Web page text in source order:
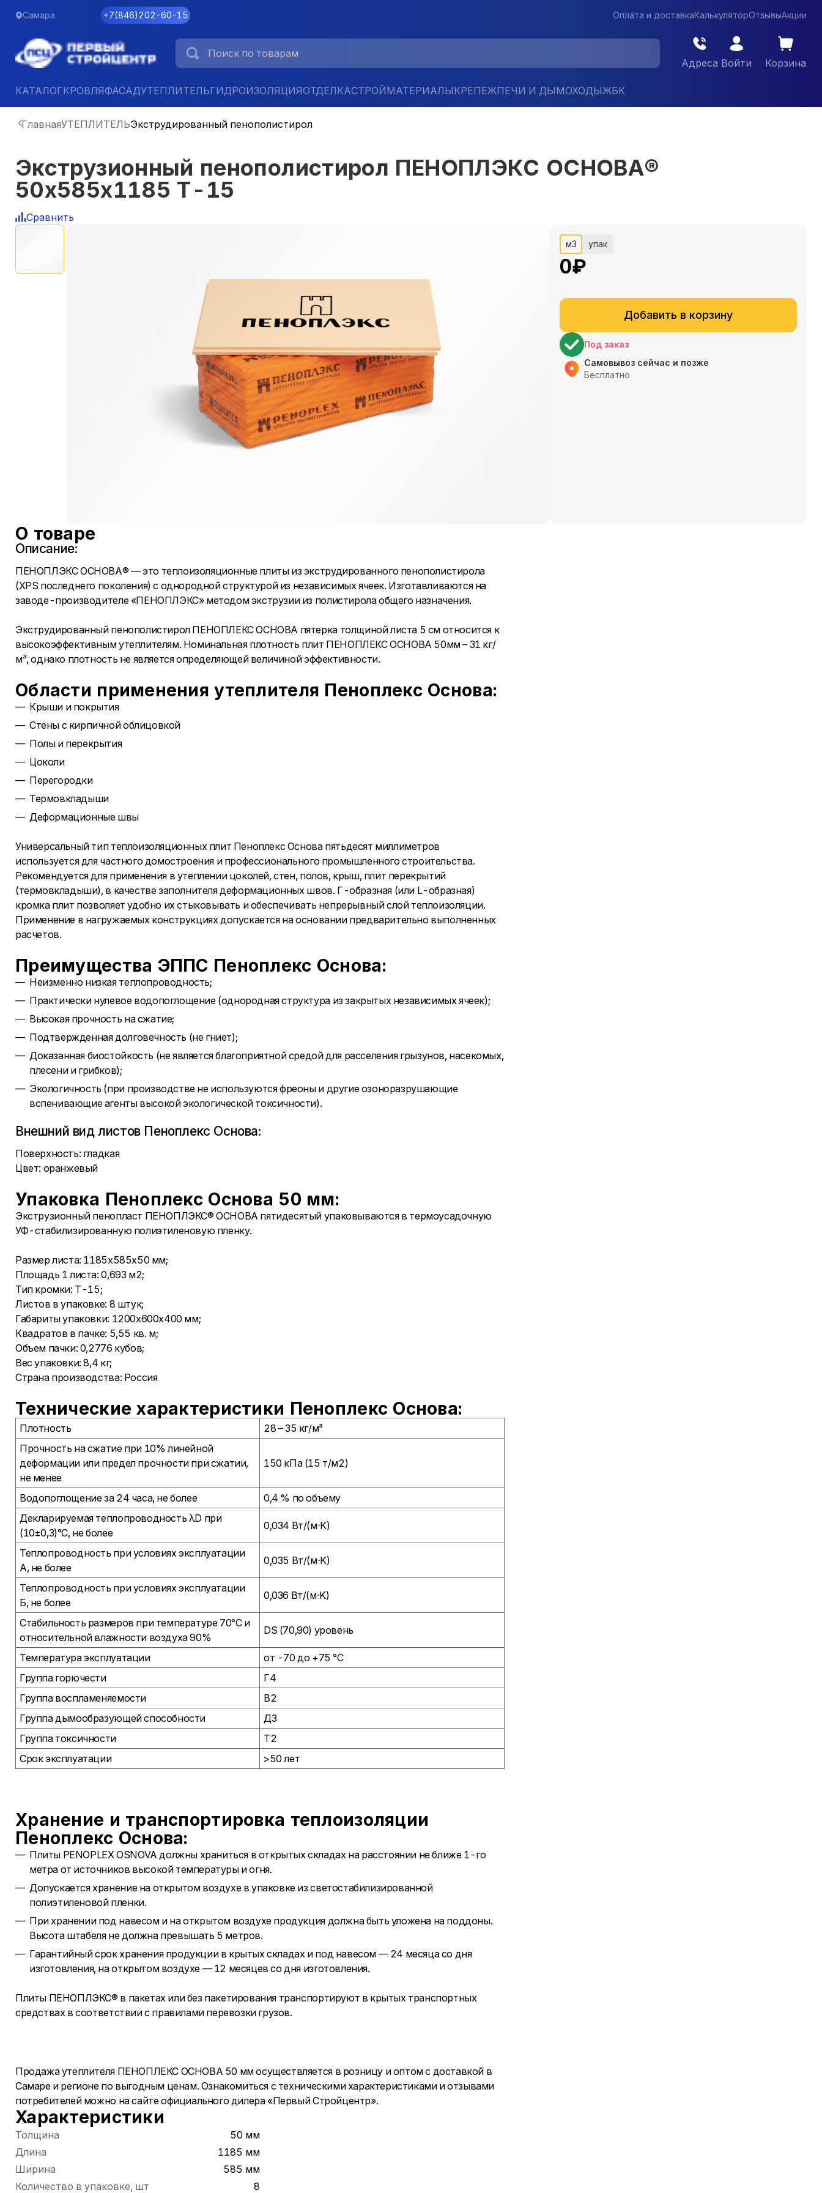
Самара +7(846)202-60-15 Оплата и доставкаКалькуляторОтзывыАкции
Адреса Войти Корзина
КАТАЛОГКРОВЛЯФАСАДУТЕПЛИТЕЛЬГИДРОИЗОЛЯЦИЯОТДЕЛКАСТРОЙМАТЕРИАЛЫКРЕПЕЖПЕЧИ И ДЫМОХОДЫЖБК
ГлавнаяУТЕПЛИТЕЛЬЭкструдированный пенополистирол
Экструзионный пенополистирол ПЕНОПЛЭКС ОСНОВА®
50х585х1185 Т-15
Сравнить
м3 упак
0₽
Добавить в корзину
Под заказ
Самовывоз сейчас и позже
Бесплатно
О товаре
Описание:
ПЕНОПЛЭКС ОСНОВА® — это теплоизоляционные плиты из экструдированного пенополистирола
(XPS последнего поколения) с однородной структурой из независимых ячеек. Изготавливаются на
заводе-производителе «ПЕНОПЛЭКС» методом экструзии из полистирола общего назначения.
Экструдированный пенополистирол ПЕНОПЛЕКС ОСНОВА пятерка толщиной листа 5 см относится к
высокоэффективным утеплителям. Номинальная плотность плит ПЕНОПЛЕКС ОСНОВА 50мм – 31 кг/
м³, однако плотность не является определяющей величиной эффективности.
Области применения утеплителя Пеноплекс Основа:
Крыши и покрытия
Стены с кирпичной облицовкой
Полы и перекрытия
Цоколи
Перегородки
Термовкладыши
Деформационные швы
Универсальный тип теплоизоляционных плит Пеноплекс Основа пятьдесят миллиметров
используется для частного домостроения и профессионального промышленного строительства.
Рекомендуется для применения в утеплении цоколей, стен, полов, крыш, плит перекрытий
(термовкладыши), в качестве заполнителя деформационных швов. Г-образная (или L-образная)
кромка плит позволяет удобно их стыковывать и обеспечивать непрерывный слой теплоизоляции.
Применение в нагружаемых конструкциях допускается на основании предварительно выполненных
расчетов.
Преимущества ЭППС Пеноплекс Основа:
Неизменно низкая теплопроводность;
Практически нулевое водопоглощение (однородная структура из закрытых независимых ячеек);
Высокая прочность на сжатие;
Подтвержденная долговечность (не гниет);
Доказанная биостойкость (не является благоприятной средой для расселения грызунов, насекомых,
плесени и грибков);
Экологичность (при производстве не используются фреоны и другие озоноразрушающие
вспенивающие агенты высокой экологической токсичности).
Внешний вид листов Пеноплекс Основа:
Поверхность: гладкая
Цвет: оранжевый
Упаковка Пеноплекс Основа 50 мм:
Экструзионный пенопласт ПЕНОПЛЭКС® ОСНОВА пятидесятый упаковываются в термоусадочную
УФ-стабилизированную полиэтиленовую пленку.
Размер листа: 1185х585х50 мм;
Площадь 1 листа: 0,693 м2;
Тип кромки: Т-15;
Листов в упаковке: 8 штук;
Габариты упаковки: 1200х600х400 мм;
Квадратов в пачке: 5,55 кв. м;
Объем пачки: 0,2776 кубов;
Вес упаковки: 8,4 кг;
Страна производства: Россия
Технические характеристики Пеноплекс Основа:
Плотность
28 – 35 кг/м³
Прочность на сжатие при 10% линейной
деформации или предел прочности при сжатии,
не менее
150 кПа (15 т/м2)
Водопоглощение за 24 часа, не более
0,4 % по объему
Декларируемая теплопроводность λD при
(10±0,3)°С, не более
0,034 Вт/(м⋅K)
Теплопроводность при условиях эксплуатации
А, не более
0,035 Вт/(м⋅K)
Теплопроводность при условиях эксплуатации
Б, не более
0,036 Вт/(м⋅K)
Стабильность размеров при температуре 70°С и
относительной влажности воздуха 90%
DS (70,90) уровень
Температура эксплуатации
от -70 до +75 °С
Группа горючести
Г4
Группа воспламеняемости
В2
Группа дымообразующей способности
Д3
Группа токсичности
Т2
Срок эксплуатации
>50 лет
Хранение и транспортировка теплоизоляции
Пеноплекс Основа:
Плиты PENOPLEX OSNOVA должны храниться в открытых складах на расстоянии не ближе 1-го
метра от источников высокой температуры и огня.
Допускается хранение на открытом воздухе в упаковке из светостабилизированной
полиэтиленовой пленки.
При хранении под навесом и на открытом воздухе продукция должна быть уложена на поддоны.
Высота штабеля не должна превышать 5 метров.
Гарантийный срок хранения продукции в крытых складах и под навесом — 24 месяца со дня
изготовления, на открытом воздухе — 12 месяцев со дня изготовления.
Плиты ПЕНОПЛЭКС® в пакетах или без пакетирования транспортируют в крытых транспортных
средствах в соответствии с правилами перевозки грузов.
Продажа утеплителя ПЕНОПЛЕКС ОСНОВА 50 мм осуществляется в розницу и оптом с доставкой в
Самаре и регионе по выгодным ценам. Ознакомиться с техническими характеристиками и отзывами
потребителей можно на сайте официального дилера «Первый Стройцентр».
Характеристики
Толщина
50 мм
Длина
1185 мм
Ширина
585 мм
Количество в упаковке, шт
8